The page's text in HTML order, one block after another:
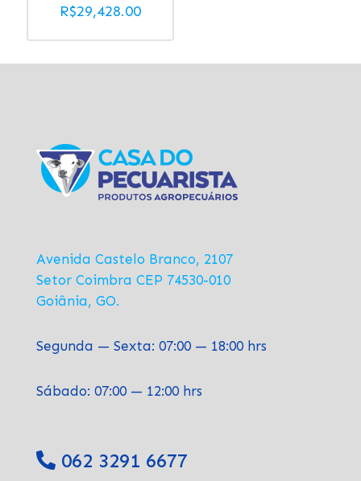
R$29,428.00
Avenida Castelo Branco, 2107
Setor Coimbra CEP 74530-010
Goiânia, GO.
Segunda — Sexta: 07:00 — 18:00 hrs
Sábado: 07:00 — 12:00 hrs
062 3291 6677